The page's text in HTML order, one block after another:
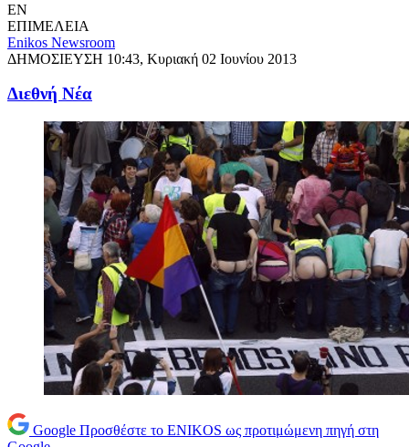
EN
ΕΠΙΜΕΛΕΙΑ
Enikos Newsroom
ΔΗΜΟΣΙΕΥΣΗ 10:43, Κυριακή 02 Ιουνίου 2013
Διεθνή Νέα
Google Προσθέστε το ENIKOS ως προτιμώμενη πηγή στη